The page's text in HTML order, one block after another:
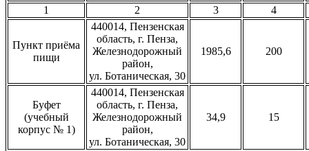
1 2 3 4
Пункт приёма
пищи
440014, Пензенская
область, г. Пенза,
Железнодорожный
район,
ул. Ботаническая, 30
1985,6 200
Буфет
(учебный
корпус № 1)
440014, Пензенская
область, г. Пенза,
Железнодорожный
район,
ул. Ботаническая, 30
34,9 15